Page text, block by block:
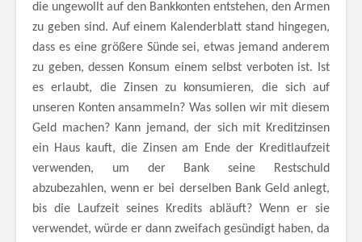
die ungewollt auf den Bankkonten entstehen, den Armen
zu geben sind. Auf einem Kalenderblatt stand hingegen,
dass es eine größere Sünde sei, etwas jemand anderem
zu geben, dessen Konsum einem selbst verboten ist. Ist
es erlaubt, die Zinsen zu konsumieren, die sich auf
unseren Konten ansammeln? Was sollen wir mit diesem
Geld machen? Kann jemand, der sich mit Kreditzinsen
ein Haus kauft, die Zinsen am Ende der Kreditlaufzeit
verwenden, um der Bank seine Restschuld
abzubezahlen, wenn er bei derselben Bank Geld anlegt,
bis die Laufzeit seines Kredits abläuft? Wenn er sie
verwendet, würde er dann zweifach gesündigt haben, da